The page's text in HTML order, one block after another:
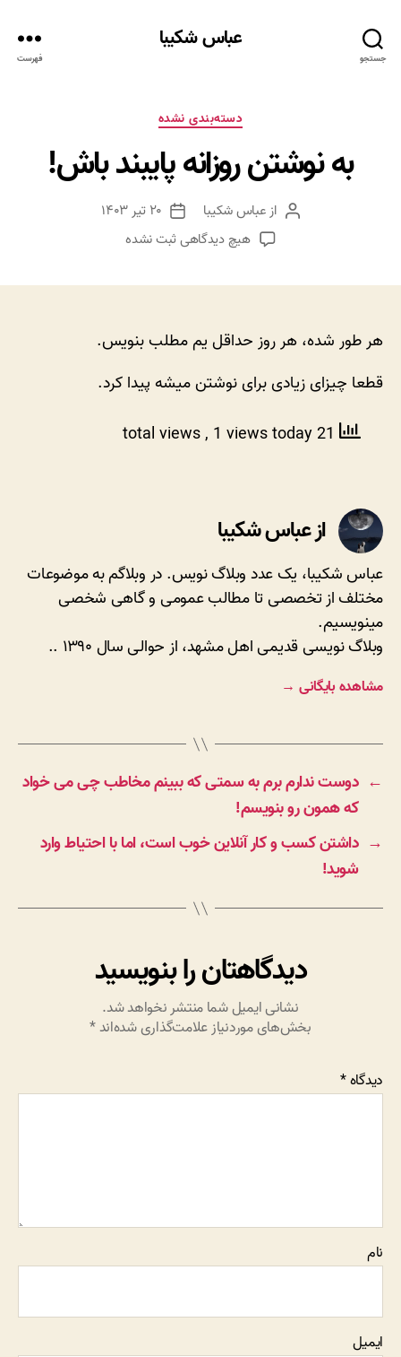
جستجو
عباس شکیبا
فهرست
دسته‌ها
دسته‌بندی نشده
به نوشتن روزانه پایبند باش!
نویسنده
نوشته
از عباس شکیبا
تاریخ
نوشته
۲۰ تیر ۱۴۰۳
هیچ دیدگاهیبرای
باش!
ثبت نشده
هر طور شده، هر روز حداقل یم مطلب بنویس.
قطعا چیزای زیادی برای نوشتن میشه پیدا کرد.
, 1 views today
از عباس شکیبا
عباس شکیبا، یک عدد وبلاگ نویس. در وبلاگم به موضوعات
مختلف از تخصصی تا مطالب عمومی و گاهی شخصی
مینویسیم.
وبلاگ نویسی قدیمی اهل مشهد، از حوالی سال ۱۳۹۰ ..
مشاهده بایگانی →
← دوست ندارم برم به سمتی که ببینم مخاطب چی می خواد
که همون رو بنویسم!
→ داشتن کسب و کار آنلاین خوب است، اما با احتیاط وارد
شوید!
دیدگاهتان را بنویسید
نشانی ایمیل شما منتشر نخواهد شد.
بخش‌های موردنیاز علامت‌گذاری شده‌اند*
دیدگاه*
نام
ایمیل